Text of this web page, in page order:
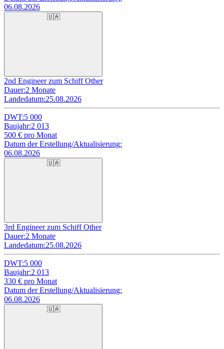
06.08.2026
🇺🇦
2nd Engineer zum Schiff Other
Dauer:2 Monate
Landedatum:25.08.2026
DWT:5 000
Baujahr:2 013
500 € pro Monat
Datum der Erstellung/Aktualisierung:
06.08.2026
🇺🇦
3rd Engineer zum Schiff Other
Dauer:2 Monate
Landedatum:25.08.2026
DWT:5 000
Baujahr:2 013
330 € pro Monat
Datum der Erstellung/Aktualisierung:
06.08.2026
🇺🇦